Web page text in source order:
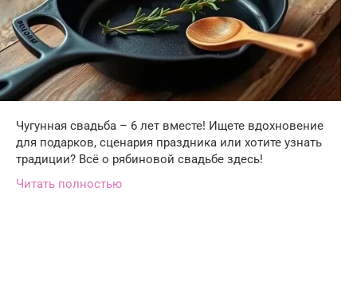
Чугунная свадьба – 6 лет вместе! Ищете вдохновение
для подарков, сценария праздника или хотите узнать
традиции? Всё о рябиновой свадьбе здесь!
Читать полностью